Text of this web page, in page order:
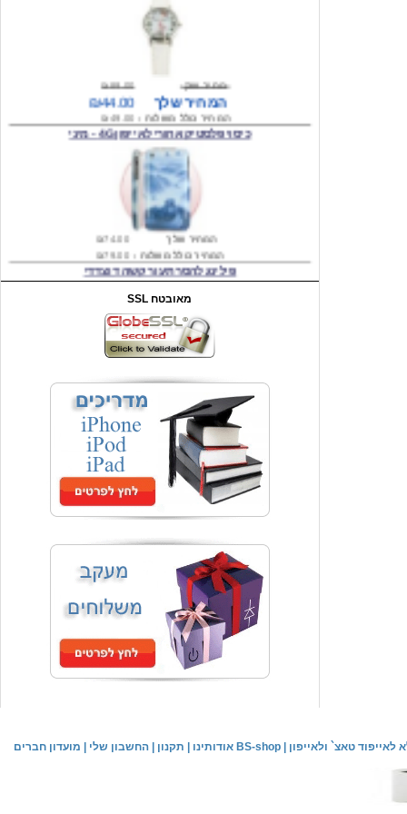
המחיר כולל משלוח :
כיסוי פלסטיק אחורי לאייפון 4G - מיני
המחיר שלך
₪79.00 המחיר כולל משלוח :
פילינג להסרת עור קשה דו צדדי
₪199.00 מחיר שוק
₪29.00 המחיר שלך
4 סוללות נטענות AA 3000mA
₪120.00 מחיר שוק
המחיר שלך
משלוח חינם
Samsung Galaxy Tab P6800, נרתיק כיסוי
SSL מאובטח
מועדון חברים החשבון שלי תקנון אודותינו BS-shop טאצ` ולאייפון